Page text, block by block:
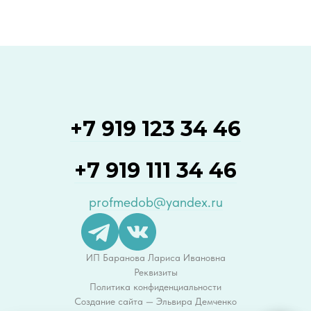
+7 919 123 34 46
+7 919 111 34 46
profmedob@yandex.ru
ИП Баранова Лариса Ивановна
Реквизиты
Политика конфиденциальности
Создание сайта — Эльвира Демченко